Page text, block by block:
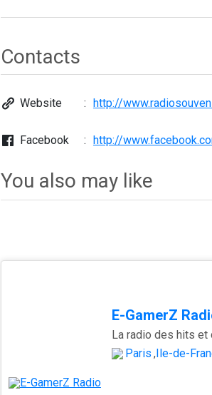
Contacts
Website http://
Facebook http://
You also may like
E-GamerZ
La radio des hits et
Paris ,Île-de-